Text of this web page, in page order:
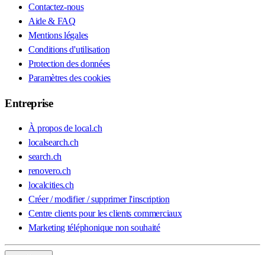
Contactez-nous
Aide & FAQ
Mentions légales
Conditions d'utilisation
Protection des données
Paramètres des cookies
Entreprise
À propos de local.ch
localsearch.ch
search.ch
renovero.ch
localcities.ch
Créer / modifier / supprimer l'inscription
Centre clients pour les clients commerciaux
Marketing téléphonique non souhaité